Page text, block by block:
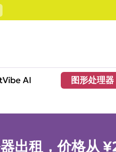
AI 图形处理器
出租，价格从